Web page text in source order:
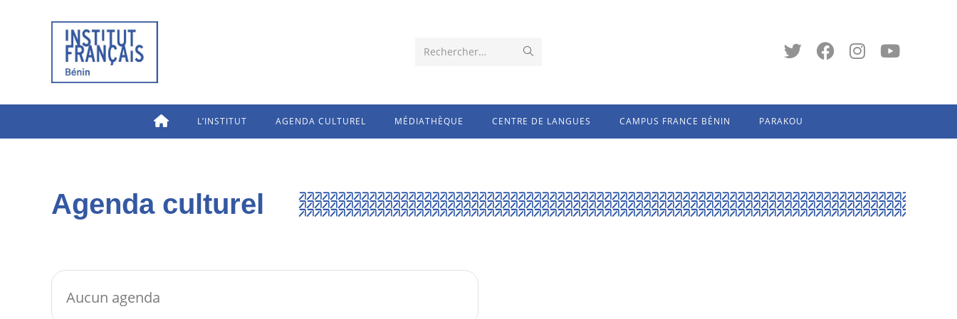
Rechercher…
L’INSTITUT AGENDA CULTUREL MÉDIATHÈQUE CENTRE DE LANGUES CAMPUS FRANCE BÉNIN PARAKOU
Agenda culturel
Aucun agenda